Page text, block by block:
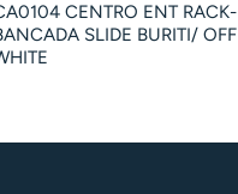
CENTRO ENT RACK-
SLIDE BURITI/ OFF